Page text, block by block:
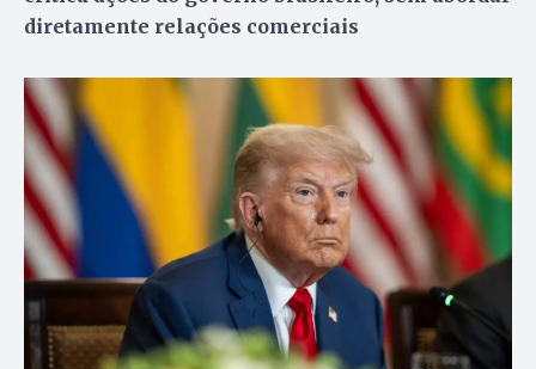
diretamente relações comerciais